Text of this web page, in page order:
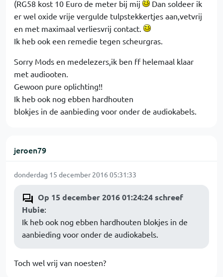
(RG58 kost 10 Euro de meter bij mij
Dan soldeer ik
er wel oxide vrije vergulde tulpstekkertjes aan,vetvrij
en met maximaal verliesvrij contact.
Ik heb ook een remedie tegen scheurgras.
Sorry Mods en medelezers,ik ben ff helemaal klaar
met audiooten.
Gewoon pure oplichting!!
Ik heb ook nog ebben hardhouten
blokjes in de aanbieding voor onder de audiokabels.
jeroen79
donderdag 15 december 2016 05:31:33
Op 15 december 2016 01:24:24 schreef
Hubie:
Ik heb ook nog ebben hardhouten blokjes in de
aanbieding voor onder de audiokabels.
Toch wel vrij van noesten?